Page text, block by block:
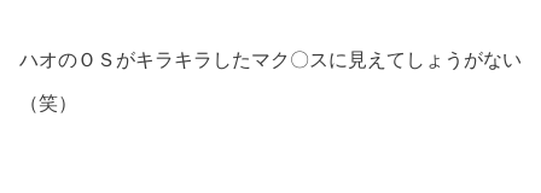
ハオのＯＳがキラキラしたマク〇スに見えてしょうがない
（笑）